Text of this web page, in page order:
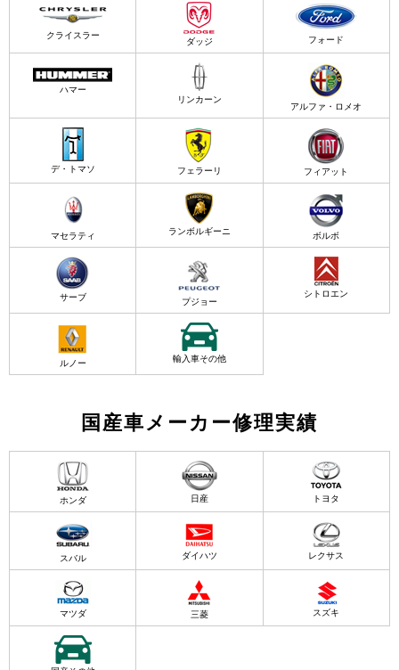
クライスラー ダッジ フォード
ハマー
リンカーン
アルファ・ロメオ
デ・トマソ フェラーリ フィアット
マセラティ ランボルギーニ ボルボ
サーブ プジョー
シトロエン
ルノー 輸入車その他
国産車メーカー修理実績
ホンダ 日産 トヨタ
スバル ダイハツ レクサス
マツダ 三菱 スズキ